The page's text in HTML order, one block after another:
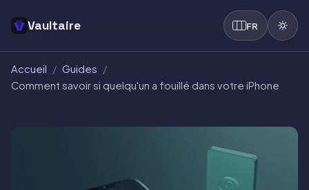
Vaultaire FR
Accueil / Guides /
Comment savoir si quelqu'un a fouillé dans votre iPhone